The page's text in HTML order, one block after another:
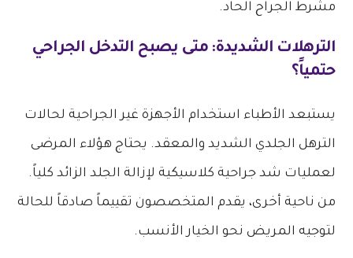
مشرط الجراح الحاد.
​الترهلات الشديدة: متى يصبح التدخل الجراحي
حتمياً؟
​يستبعد الأطباء استخدام الأجهزة غير الجراحية لحالات
الترهل الجلدي الشديد والمعقد. يحتاج هؤلاء المرضى
لعمليات شد جراحية كلاسيكية لإزالة الجلد الزائد كلياً.
من ناحية أخرى، يقدم المتخصصون تقييماً صادقاً للحالة
لتوجيه المريض نحو الخيار الأنسب.